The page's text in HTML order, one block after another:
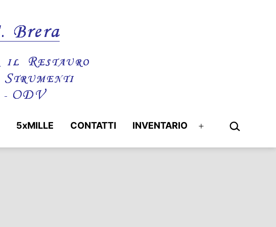
5xMILLE CONTATTI INVENTARIO
Apri
menu
Cerca…